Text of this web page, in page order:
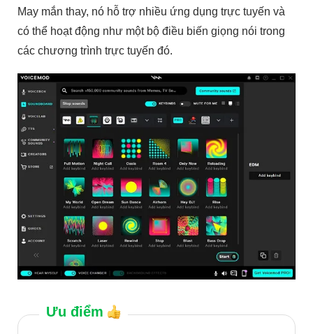
May mắn thay, nó hỗ trợ nhiều ứng dụng trực tuyến và
có thể hoạt động như một bộ điều biến giọng nói trong
các chương trình trực tuyến đó.
Ưu điểm